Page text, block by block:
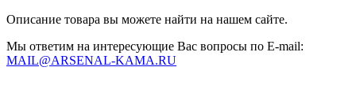
Описание товара вы можете найти на нашем сайте.
Мы ответим на интересующие Вас вопросы по E-mail:
MAIL@ARSENAL-KAMA.RU